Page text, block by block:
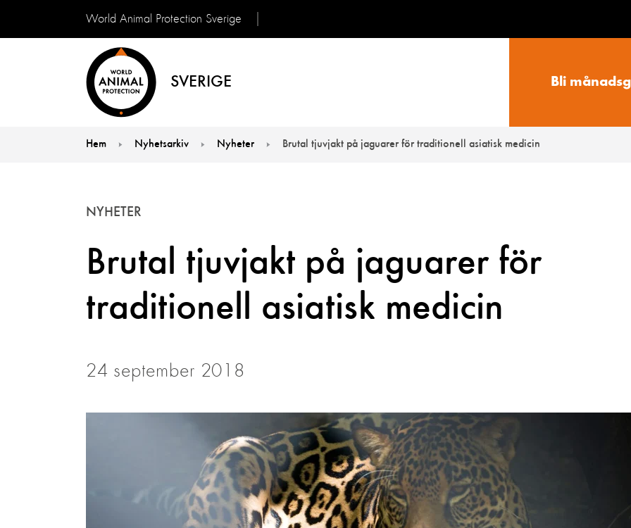
World Animal Protection Sverige
SVERIGE Bli
Hem Nyhetsarkiv Nyheter Brutal tjuvjakt på jaguarer för traditionell asiatisk medicin
Brutal tjuvjakt på jaguarer för
traditionell asiatisk medicin
NYHETER
24 september 2018